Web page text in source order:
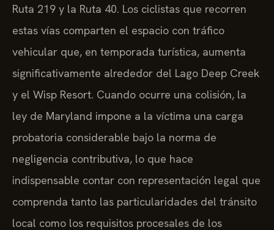
Ruta 219 y la Ruta 40. Los ciclistas que recorren
estas vías comparten el espacio con tráfico
vehicular que, en temporada turística, aumenta
significativamente alrededor del Lago Deep Creek
y el Wisp Resort. Cuando ocurre una colisión, la
ley de Maryland impone a la víctima una carga
probatoria considerable bajo la norma de
negligencia contributiva, lo que hace
indispensable contar con representación legal que
comprenda tanto las particularidades del tránsito
local como los requisitos procesales de los